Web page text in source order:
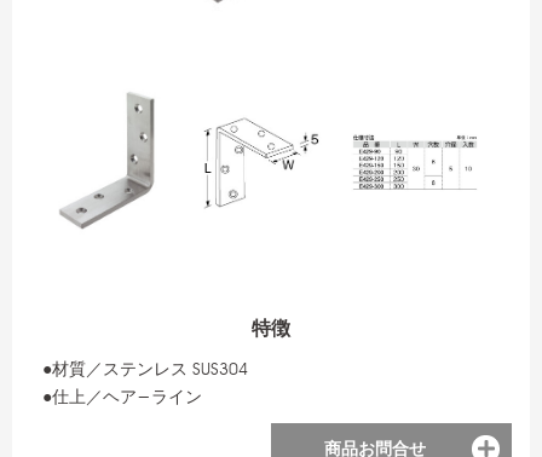
特徴
●材質／ステンレス SUS304
●仕上／ヘア−ライン
商品お問合せ